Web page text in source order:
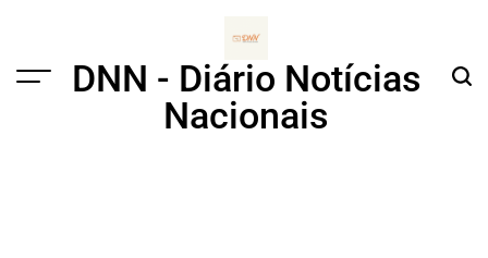
Menu
DNN - Diário Notícias
Nacionais